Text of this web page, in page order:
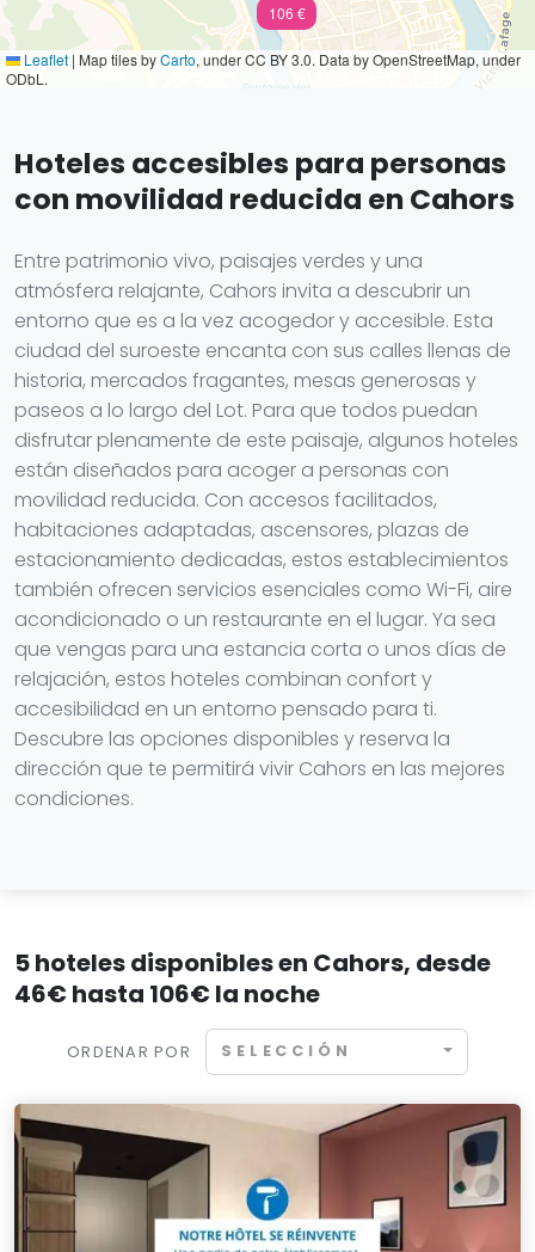
106 €
Leaflet | Map tiles byCarto, under CC BY 3.0. Data by OpenStreetMap, under
ODbL.
Hoteles accesibles para personas
con movilidad reducida en Cahors
Entre patrimonio vivo, paisajes verdes y una
atmósfera relajante, Cahors invita a descubrir un
entorno que es a la vez acogedor y accesible. Esta
ciudad del suroeste encanta con sus calles llenas de
historia, mercados fragantes, mesas generosas y
paseos a lo largo del Lot. Para que todos puedan
disfrutar plenamente de este paisaje, algunos hoteles
están diseñados para acoger a personas con
movilidad reducida. Con accesos facilitados,
habitaciones adaptadas, ascensores, plazas de
estacionamiento dedicadas, estos establecimientos
también ofrecen servicios esenciales como Wi-Fi, aire
acondicionado o un restaurante en el lugar. Ya sea
que vengas para una estancia corta o unos días de
relajación, estos hoteles combinan confort y
accesibilidad en un entorno pensado para ti.
Descubre las opciones disponibles y reserva la
dirección que te permitirá vivir Cahors en las mejores
condiciones.
5 hoteles disponibles en Cahors, desde
46€ hasta 106€ la noche
ORDENAR POR SELECCIÓN